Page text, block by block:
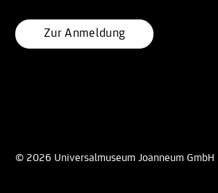
Zur Anmeldung
© 2026 Universalmuseum Joanneum GmbH